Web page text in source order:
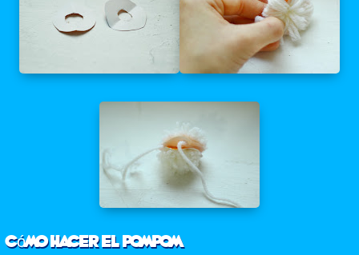
Cómo hacer el pompom